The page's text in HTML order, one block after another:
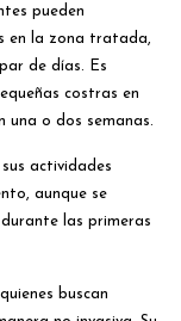
pueden
en la zona tratada,
de días. Es
costras en
una o dos semanas.
actividades
aunque se
las primeras
buscan